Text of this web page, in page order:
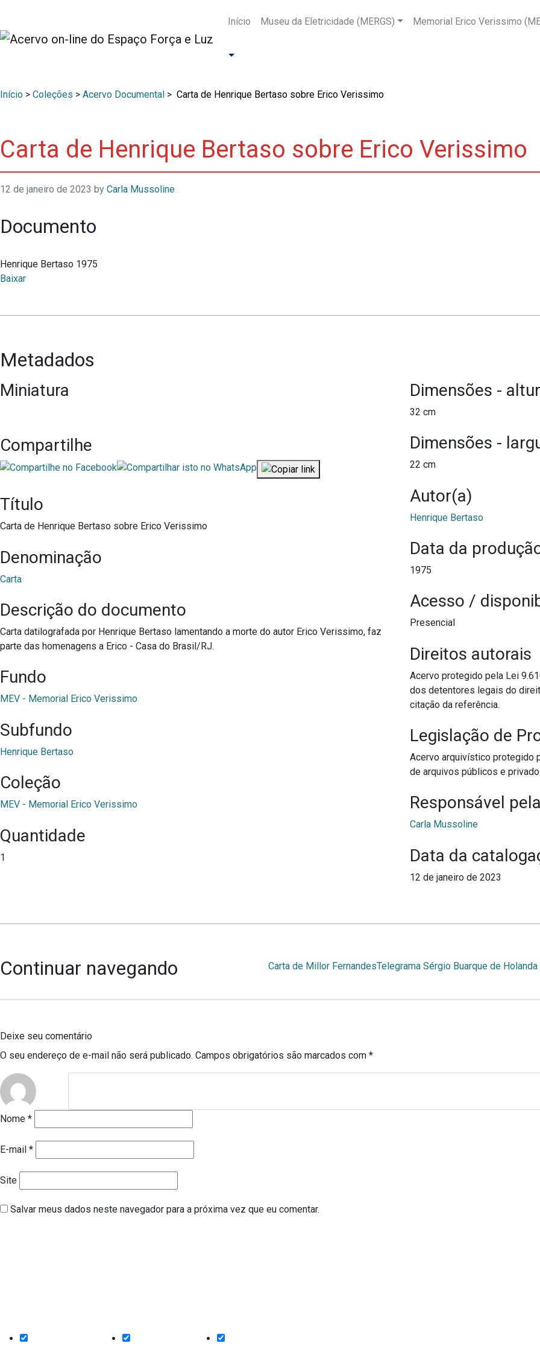
Início Museu da Eletricidade (MERGS) Memorial Erico Verissimo
Início > Coleções > Acervo Documental > Carta de Henrique Bertaso sobre Erico Verissimo
Carta de Henrique Bertaso sobre Erico Verissimo
12 de janeiro de 2023 by Carla Mussoline
Documento
Henrique Bertaso 1975
Baixar
Metadados
Miniatura
Compartilhe
Título
Carta de Henrique Bertaso sobre Erico Verissimo
Denominação
Carta
Descrição do documento
Carta datilografada por Henrique Bertaso lamentando a morte do autor Erico Verissimo, faz
parte das homenagens a Erico - Casa do Brasil/RJ.
Fundo
MEV - Memorial Erico Verissimo
Subfundo
Henrique Bertaso
Coleção
MEV - Memorial Erico Verissimo
Quantidade
1
Dimensões -
32 cm
Dimensões -
22 cm
Autor(a)
Henrique Bertaso
Data da
1975
Acesso /
Presencial
Direitos autorais
Acervo protegido pela Lei
dos detentores legais do
citação da referência.
Legislação de
Acervo arquivístico protegido
de arquivos públicos e
Responsável
Carla Mussoline
Data da
12 de janeiro de 2023
Continuar navegando Carta de Millor FernandesTelegrama Sérgio Buarque de Holanda
Deixe seu comentário
O seu endereço de e-mail não será publicado. Campos obrigatórios são marcados com *
Nome *
E-mail *
Site
Salvar meus dados neste navegador para a próxima vez que eu comentar.